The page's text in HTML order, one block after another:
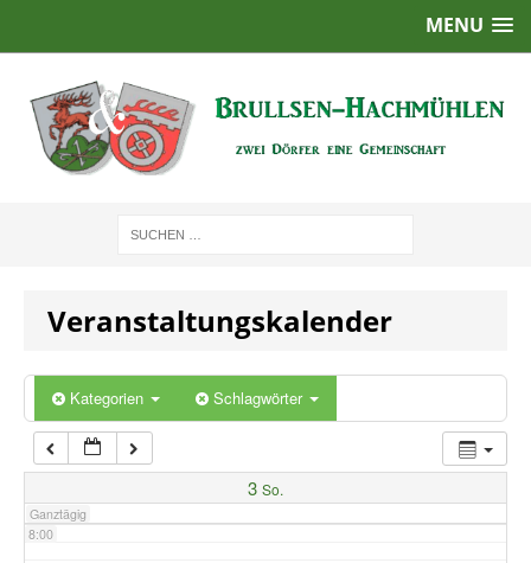
MENU
Veranstaltungskalender
Kategorien Schlagwörter
3 So.
Ganztägig
2:00
5:00
7:00
8:00